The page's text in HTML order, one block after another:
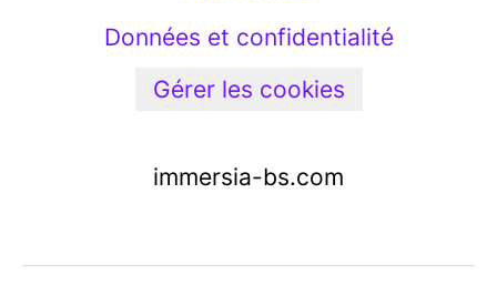
Données et confidentialité
Gérer les cookies
immersia-bs.com